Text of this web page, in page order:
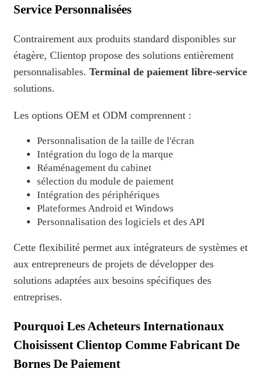
Service Personnalisées
Contrairement aux produits standard disponibles sur
étagère, Clientop propose des solutions entièrement
personnalisables. Terminal de paiement libre-service
solutions.
Les options OEM et ODM comprennent :
Personnalisation de la taille de l'écran
Intégration du logo de la marque
Réaménagement du cabinet
sélection du module de paiement
Intégration des périphériques
Plateformes Android et Windows
Personnalisation des logiciels et des API
Cette flexibilité permet aux intégrateurs de systèmes et
aux entrepreneurs de projets de développer des
solutions adaptées aux besoins spécifiques des
entreprises.
Pourquoi Les Acheteurs Internationaux
Choisissent Clientop Comme Fabricant De
Bornes De Paiement